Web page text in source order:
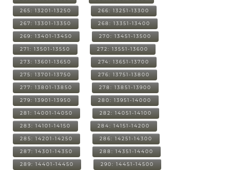
265: 13201-13250 266: 13251-13300
267: 13301-13350 268: 13351-13400
269: 13401-13450 270: 13451-13500
271: 13501-13550 272: 13551-13600
273: 13601-13650 274: 13651-13700
275: 13701-13750 276: 13751-13800
277: 13801-13850 278: 13851-13900
279: 13901-13950 280: 13951-14000
281: 14001-14050 282: 14051-14100
283: 14101-14150 284: 14151-14200
285: 14201-14250 286: 14251-14300
287: 14301-14350 288: 14351-14400
289: 14401-14450 290: 14451-14500